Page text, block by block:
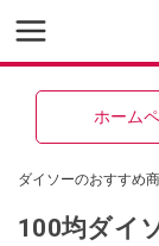
ホーム
ダイソーのおすすめ
100均ダイ